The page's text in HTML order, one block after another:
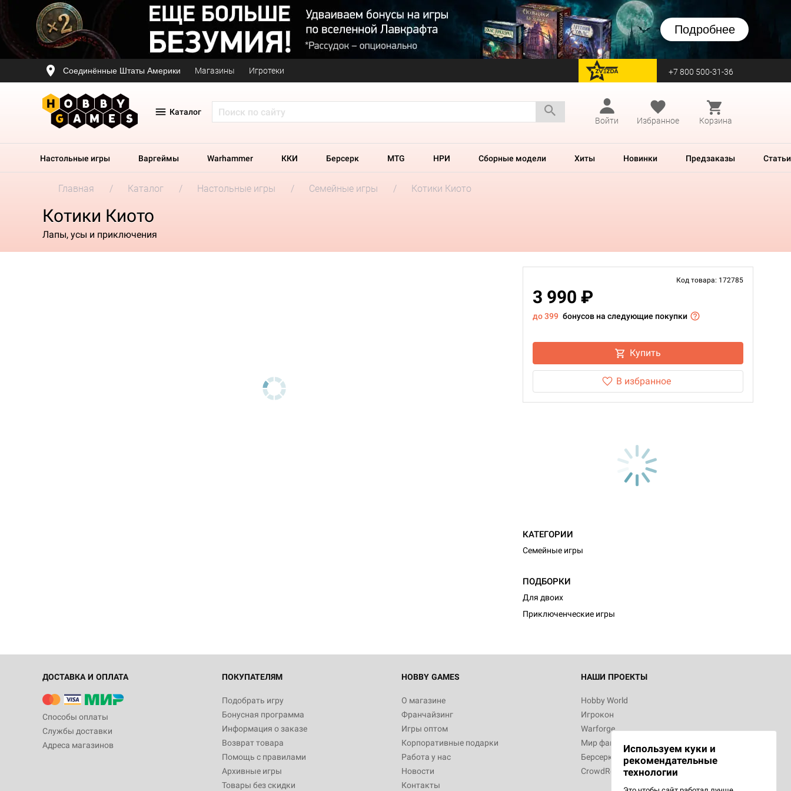
Подробнее
Соединённые Штаты Америки Магазины Игротеки перейти на Zvezda +7 800 500-31-36
Каталог
Войти
Избранное Корзина
Настольные игры Варгеймы Warhammer ККИ Берсерк MTG НРИ Сборные модели Хиты Новинки Предзаказы Статьи
Главная Каталог Настольные игры Семейные игры Котики Киото
Котики Киото
Лапы, усы и приключения
Код товара: 172785
3 990 ₽
до 399 бонусов на следующие покупки
Купить
В избранное
КАТЕГОРИИ
Семейные игры
ПОДБОРКИ
Для двоих
Приключенческие игры
ДОСТАВКА И ОПЛАТА
Способы оплаты
Службы доставки
Адреса магазинов
ПОКУПАТЕЛЯМ
Подобрать игру
Бонусная программа
Информация о заказе
Возврат товара
Помощь с правилами
Архивные игры
Товары без скидки
HOBBY GAMES
О магазине
Франчайзинг
Игры оптом
Корпоративные подарки
Работа у нас
Новости
Контакты
НАШИ ПРОЕКТЫ
Hobby World
Игрокон
Warforge
Мир фантастики
Берсерк
CrowdRepublic
Используем куки и
рекомендательные
технологии